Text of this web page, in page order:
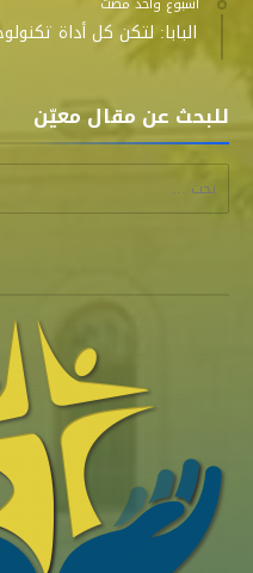
البابا: لتكن كل أداة
للبحث عن مقال معيّن
البحث عن: